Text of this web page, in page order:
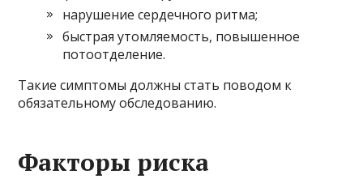
нарушение сердечного ритма;
быстрая утомляемость, повышенное
потоотделение.
Такие симптомы должны стать поводом к
обязательному обследованию.
Факторы риска